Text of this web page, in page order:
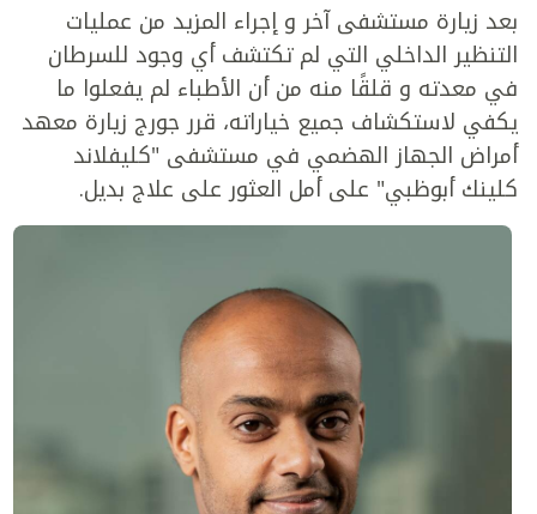
بعد زيارة مستشفى آخر و إجراء المزيد من عمليات
التنظير الداخلي التي لم تكتشف أي وجود للسرطان
في معدته و قلقًا منه من أن الأطباء لم يفعلوا ما
يكفي لاستكشاف جميع خياراته، قرر جورج زيارة معهد
أمراض الجهاز الهضمي في مستشفى "كليفلاند
كلينك أبوظبي" على أمل العثور على علاج بديل.